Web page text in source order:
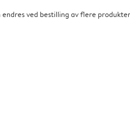
endres ved bestilling av flere